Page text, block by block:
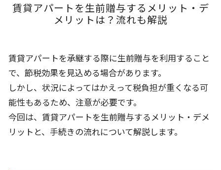
賃貸アパートを生前贈与するメリット・デ
メリットは？流れも解説
賃貸アパートを承継する際に生前贈与を利用すること
で、節税効果を見込める場合があります。
しかし、状況によってはかえって税負担が重くなる可
能性もあるため、注意が必要です。
今回は、賃貸アパートを生前贈与するメリット・デメ
リットと、手続きの流れについて解説します。